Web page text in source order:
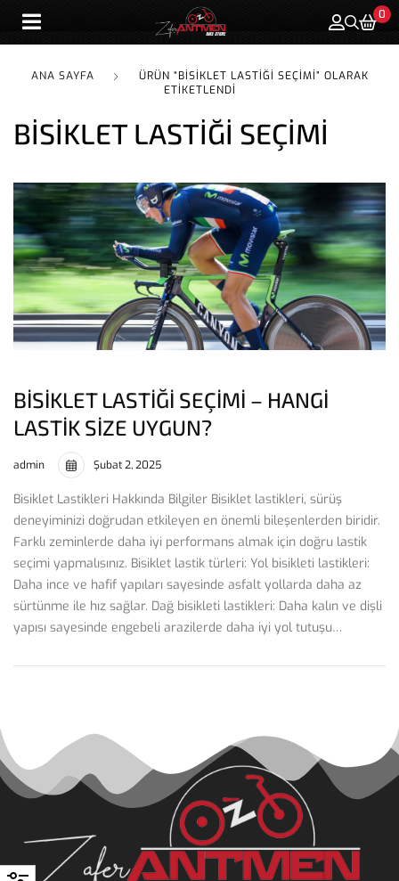
0
ANA SAYFA
ÜRÜN “BISIKLET LASTIĞI SEÇIMI” OLARAK
ETIKETLENDI
BISIKLET LASTIĞI SEÇIMI
BISIKLET LASTIĞI SEÇIMI – HANGI
LASTIK SIZE UYGUN?
admin Şubat 2, 2025
Bisiklet Lastikleri Hakkında Bilgiler Bisiklet lastikleri, sürüş
deneyiminizi doğrudan etkileyen en önemli bileşenlerden biridir.
Farklı zeminlerde daha iyi performans almak için doğru lastik
seçimi yapmalısınız. Bisiklet lastik türleri: Yol bisikleti lastikleri:
Daha ince ve hafif yapıları sayesinde asfalt yollarda daha az
sürtünme ile hız sağlar. Dağ bisikleti lastikleri: Daha kalın ve dişli
yapısı sayesinde engebeli arazilerde daha iyi yol tutuşu…